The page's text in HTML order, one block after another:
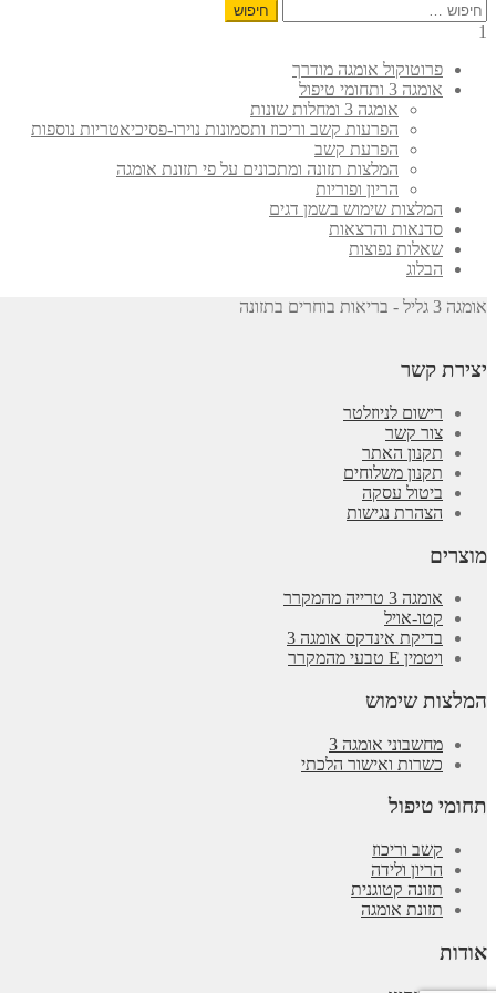
חיפוש:
1
פרוטוקול אומגה מודרך
אומגה 3 ותחומי טיפול
אומגה 3 ומחלות שונות
הפרעות קשב וריכוז ותסמונות נוירו-פסיכיאטריות נוספות
הפרעת קשב
המלצות תזונה ומתכונים על פי תזונת אומגה
הריון ופוריות
המלצות שימוש בשמן דגים
סדנאות והרצאות
שאלות נפוצות
הבלוג
אומגה 3 גליל - בריאות בוחרים בתזונה
יצירת קשר
רישום לניוזלטר
צור קשר
תקנון האתר
תקנון משלוחים
ביטול עסקה
הצהרת נגישות
מוצרים
אומגה 3 טרייה מהמקרר
קטו-אויל
בדיקת אינדקס אומגה 3
ויטמין E טבעי מהמקרר
המלצות שימוש
מחשבוני אומגה 3
כשרות ואישור הלכתי
תחומי טיפול
קשב וריכוז
הריון ולידה
תזונה קטוגנית
תזונת אומגה
אודות